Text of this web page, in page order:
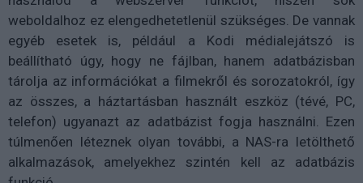
weboldalhoz ez elengedhetetlenül szükséges. De vannak
egyéb esetek is, például a Kodi médialejátszó is
beállítható úgy, hogy ne fájlban, hanem adatbázisban
tárolja az információkat a filmekről és sorozatokról, így
az összes, a háztartásban használt eszköz (tévé, PC,
telefon) ugyanazt az adatbázist fogja használni. Ezen
túlmenően léteznek olyan további, a NAS-ra letölthető
alkalmazások, amelyekhez szintén kell az adatbázis